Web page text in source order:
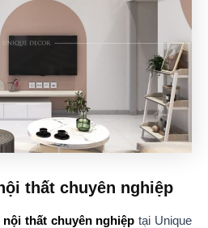
thất chuyên nghiệp
thất chuyên nghiệp tại Unique